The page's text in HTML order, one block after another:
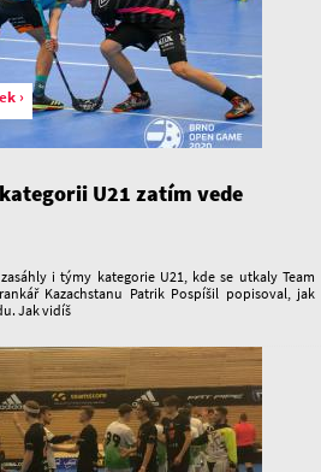
›
U21 zatím vede
i týmy kategorie U21, kde se utkaly Team
Kazachstanu Patrik Pospíšil popisoval, jak
Jak vidíš